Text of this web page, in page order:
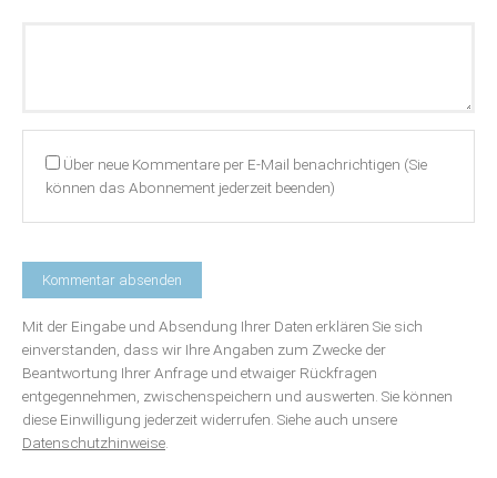
Kommentar
Über neue Kommentare per E-Mail benachrichtigen (Sie
können das Abonnement jederzeit beenden)
Mit der Eingabe und Absendung Ihrer Daten erklären Sie sich
einverstanden, dass wir Ihre Angaben zum Zwecke der
Beantwortung Ihrer Anfrage und etwaiger Rückfragen
entgegennehmen, zwischenspeichern und auswerten. Sie können
diese Einwilligung jederzeit widerrufen. Siehe auch unsere
Datenschutzhinweise